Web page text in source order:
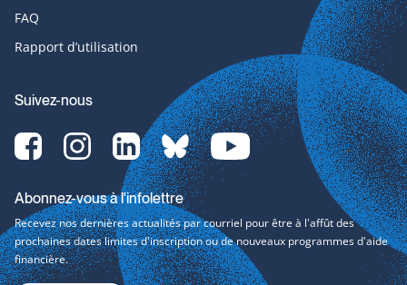
FAQ
Rapport d’utilisation
Suivez-nous
Facebook-
svg
Instagram-
svg
LinkedIn-
svg
bluesky-
svg
YouTube-
svg
Abonnez-vous à l'infolettre
Recevez nos dernières actualités par courriel pour être à l'affût des
prochaines dates limites d'inscription ou de nouveaux programmes d'aide
financière.